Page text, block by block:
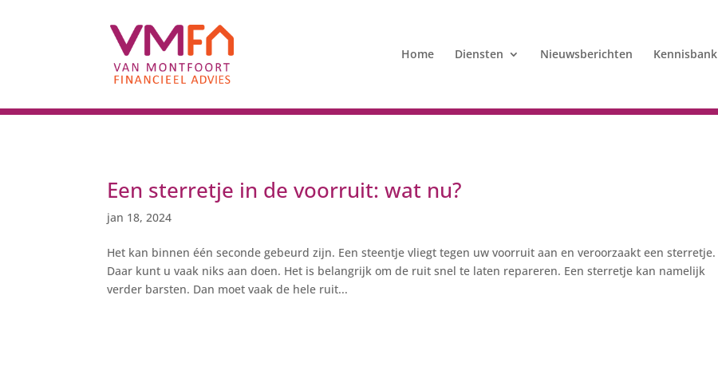
Home Diensten Nieuwsberichten Kennisbank
Een sterretje in de voorruit: wat nu?
jan 18, 2024
Het kan binnen één seconde gebeurd zijn. Een steentje vliegt tegen uw voorruit aan en veroorzaakt een sterretje.
Daar kunt u vaak niks aan doen. Het is belangrijk om de ruit snel te laten repareren. Een sterretje kan namelijk
verder barsten. Dan moet vaak de hele ruit...